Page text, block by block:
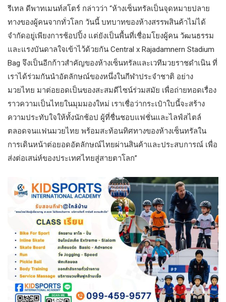
รีเทล ดีพาทเมนท์สโตร์ กล่าวว่า “ห้างเซ็นทรัลเป็นจุดหมายปลาย
ทางของผู้คนจากทั่วโลก วันนี้ บทบาทของห้างสรรพสินค้าไม่ได้
จำกัดอยู่เพียงการช้อปปิ้ง แต่ยังเป็นพื้นที่เชื่อมโยงผู้คน วัฒนธรรม
และแรงบันดาลใจเข้าไว้ด้วยกัน Central x Rajadamnern Stadium
Bag จึงเป็นอีกก้าวสำคัญของห้างเซ็นทรัลและเวทีมวยราชดำเนิน ที่
เราได้ร่วมกันนำอัตลักษณ์ของหนึ่งในกีฬาประจำชาติ อย่าง
มวยไทย มาต่อยอดเป็นของสะสมดีไซน์ร่วมสมัย เพื่อถ่ายทอดเรื่อง
ราวความเป็นไทยในมุมมองใหม่ เราเชื่อว่ากระเป๋าใบนี้จะสร้าง
ความประทับใจให้ทั้งนักช้อป ผู้ที่ชื่นชอบแฟชั่นและไลฟ์สไตล์
ตลอดจนแฟนมวยไทย พร้อมสะท้อนทิศทางของห้างเซ็นทรัลใน
การเดินหน้าต่อยอดอัตลักษณ์ไทยผ่านสินค้าและประสบการณ์ เพื่อ
ส่งต่อเสน่ห์ของประเทศไทยสู่สายตาโลก”